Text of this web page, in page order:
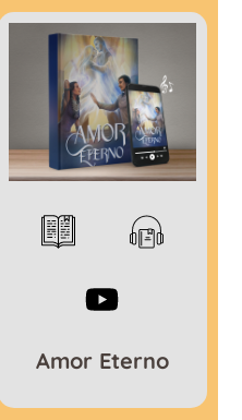
Amor Eterno